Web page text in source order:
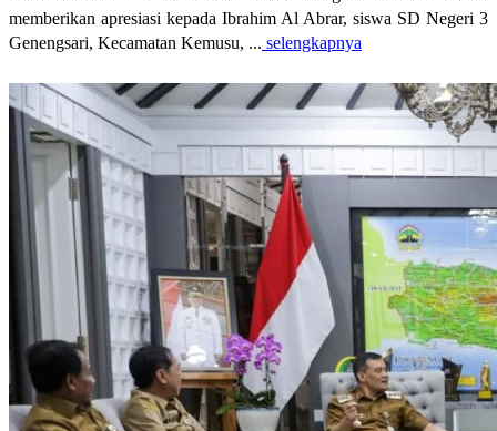
memberikan apresiasi kepada Ibrahim Al Abrar, siswa SD Negeri 3
Genengsari, Kecamatan Kemusu, ... selengkapnya